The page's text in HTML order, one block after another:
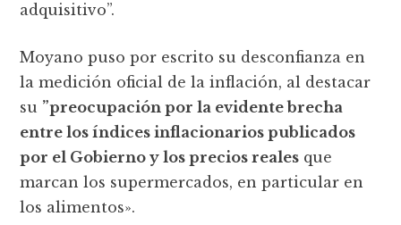
adquisitivo”.
Moyano puso por escrito su desconfianza en
la medición oficial de la inflación, al destacar
su ”preocupación por la evidente brecha
entre los índices inflacionarios publicados
por el Gobierno y los precios reales que
marcan los supermercados, en particular en
los alimentos».